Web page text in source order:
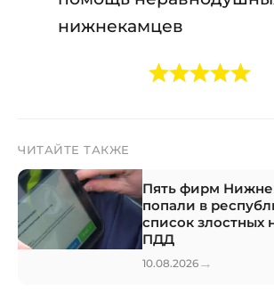
нижнекамцев
ЧИТАЙТЕ ТАКЖЕ
Пять фирм
попали в
список злостных
ПДД
10.08.2026 →